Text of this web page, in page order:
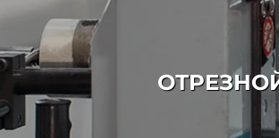
ОТРЕЗНОЙ